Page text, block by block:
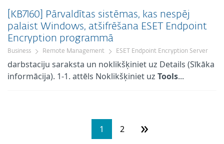
[KB7160] Pārvaldītas sistēmas, kas nespēj
palaist Windows, atšifrēšana ESET Endpoint
Encryption programmā
Business Remote Management ESET Endpoint Encryption Server
darbstaciju saraksta un noklikšķiniet uz Details (Sīkāka
informācija). 1-1. attēls Noklikšķiniet uz Tools...
1 2 »